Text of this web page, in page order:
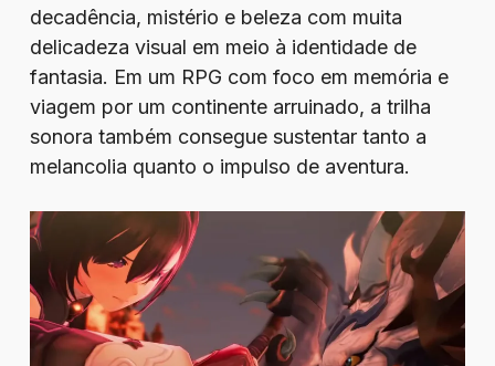
decadência, mistério e beleza com muita
delicadeza visual em meio à identidade de
fantasia. Em um RPG com foco em memória e
viagem por um continente arruinado, a trilha
sonora também consegue sustentar tanto a
melancolia quanto o impulso de aventura.